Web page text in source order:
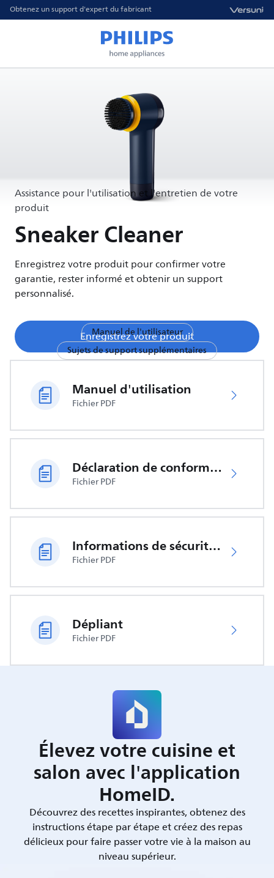
Obtenez un support d'expert du fabricant
Assistance pour l'utilisation et l'entretien de votre
produit
Sneaker Cleaner
Enregistrez votre produit pour confirmer votre
garantie, rester informé et obtenir un support
personnalisé.
Enregistrez votre produit
Manuel de l'utilisateur
Sujets de support supplémentaires
Manuel d'utilisation
Fichier PDF
Déclaration de conformité UE
Fichier PDF
Informations de sécurité importantes
Fichier PDF
Dépliant
Fichier PDF
Élevez votre cuisine et
salon avec l'application
HomeID.
Découvrez des recettes inspirantes, obtenez des
instructions étape par étape et créez des repas
délicieux pour faire passer votre vie à la maison au
niveau supérieur.